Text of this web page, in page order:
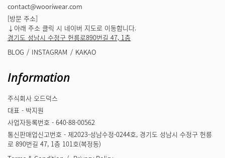
contact@wooriwear.com
[방문 주소]
↓아래 주소 클릭 시 네이버 지도로 이동합니다.
경기도 성남시 수정구 헌릉로890번길 47, 1층
BLOG
INSTAGRAM KAKAO
Information
주식회사 오드덕스
대표 - 박지원
사업자등록번호 - 640-88-00562
통신판매업신고번호 - 제2023-성남수정-0244호, 경기도 성남시 수정구 헌릉
로 890번길 47, 1층 101호(복정동)